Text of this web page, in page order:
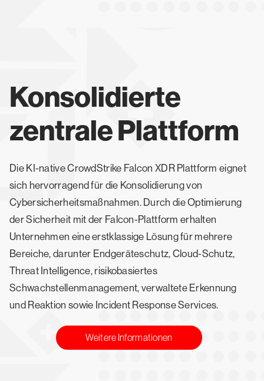
Konsolidierte
zentrale Plattform
Die KI-native CrowdStrike Falcon XDR Plattform eignet
sich hervorragend für die Konsolidierung von
Cybersicherheitsmaßnahmen. Durch die Optimierung
der Sicherheit mit der Falcon-Plattform erhalten
Unternehmen eine erstklassige Lösung für mehrere
Bereiche, darunter Endgeräteschutz, Cloud-Schutz,
Threat Intelligence, risikobasiertes
Schwachstellenmanagement, verwaltete Erkennung
und Reaktion sowie Incident Response Services.
Weitere Informationen